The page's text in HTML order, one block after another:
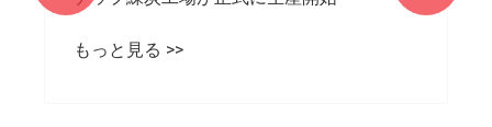
もっと見る >>